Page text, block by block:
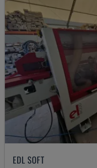
EDL SOFT